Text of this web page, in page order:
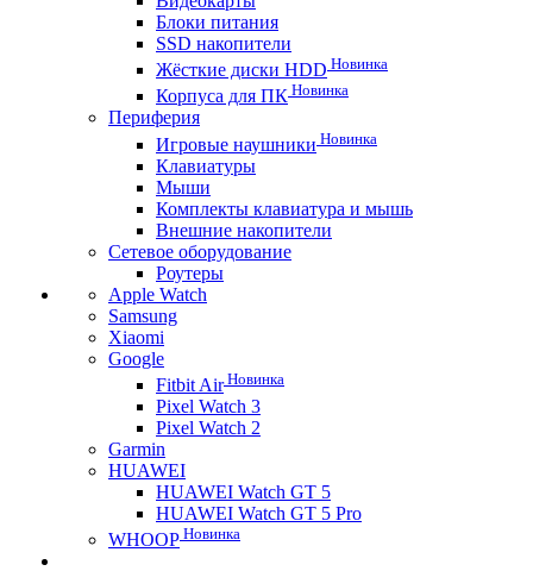
Блоки питания
SSD накопители
Жёсткие диски HDD Новинка
Корпуса для ПК Новинка
Периферия
Игровые наушники Новинка
Клавиатуры
Мыши
Комплекты клавиатура и мышь
Внешние накопители
Сетевое оборудование
Роутеры
Apple Watch
Samsung
Xiaomi
Google
Fitbit AirНовинка
Pixel Watch 3
Pixel Watch 2
Garmin
HUAWEI
HUAWEI Watch GT 5
HUAWEI Watch GT 5 Pro
WHOOP Новинка